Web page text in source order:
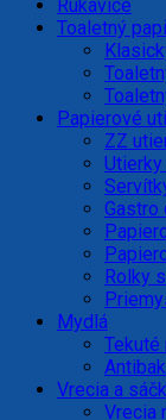
Rukavice
Toaletný
Papierové
ZZ
Gastro
Rolky
Mydlá
Tekuté
Vrecia a
Vrecia